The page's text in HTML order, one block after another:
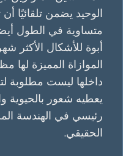
الوحيد يضمن تلقائيًا
متساوية في الطول
أبوة للأشكال الأكثر
الموازاة المميزة لها
يعطيه شعور بالحيوية
رئيسي في الهندسة
الحقيقي.